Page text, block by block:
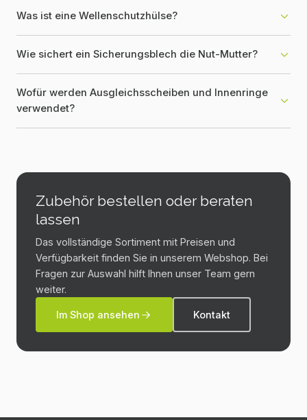
Was ist eine Wellenschutzhülse?
Wie sichert ein Sicherungsblech die Nut-Mutter?
Wofür werden Ausgleichsscheiben und Innenringe
verwendet?
Zubehör bestellen oder beraten
lassen
Das vollständige Sortiment mit Preisen und
Verfügbarkeit finden Sie in unserem Webshop. Bei
Fragen zur Auswahl hilft Ihnen unser Team gern
weiter.
Im Shop ansehen Kontakt